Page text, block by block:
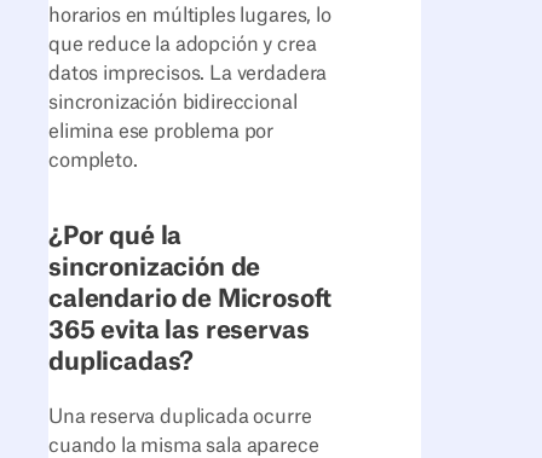
horarios en múltiples lugares, lo
que reduce la adopción y crea
datos imprecisos. La verdadera
sincronización bidireccional
elimina ese problema por
completo.
¿Por qué la
sincronización de
calendario de Microsoft
365 evita las reservas
duplicadas?
Una reserva duplicada ocurre
cuando la misma sala aparece